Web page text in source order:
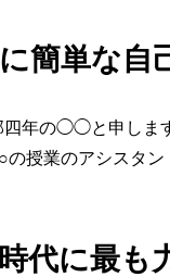
簡単な自
年の◯◯と申します
授業のアシスタン
代に最も